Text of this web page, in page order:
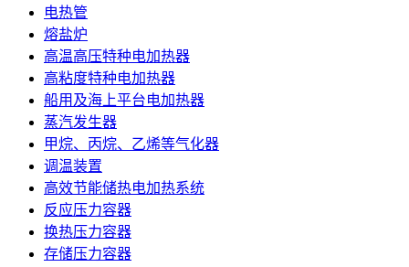
电热管
熔盐炉
高温高压特种电加热器
高粘度特种电加热器
船用及海上平台电加热器
蒸汽发生器
甲烷、丙烷、乙烯等气化器
调温装置
高效节能储热电加热系统
反应压力容器
换热压力容器
存储压力容器